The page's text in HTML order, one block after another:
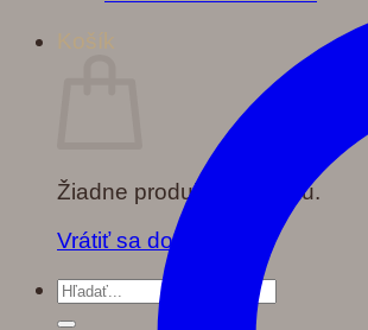
Košík
Žiadne produkty v košíku.
Vrátiť sa do obchodu
Hľadať: